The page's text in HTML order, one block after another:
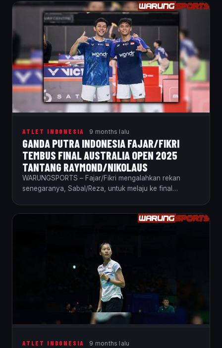
ATLET INDONESIA 9 months lalu
GANDA PUTRA INDONESIA FAJAR/FIKRI
TEMBUS FINAL AUSTRALIA OPEN 2025
TANTANG RAYMOND/NIKOLAUS
WARUNGSPORTS – Fajar/Fikri mengalahkan rekan
senegaranya, Sabal/Reza, untuk melaju ke final
ATLET INDONESIA 9 months lalu